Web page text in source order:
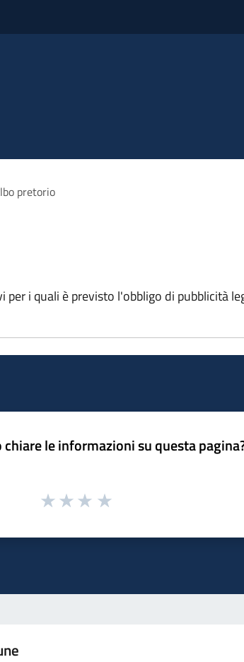
pretorio
i quali è previsto l'obbligo di pubblicità
chiare le informazioni su questa